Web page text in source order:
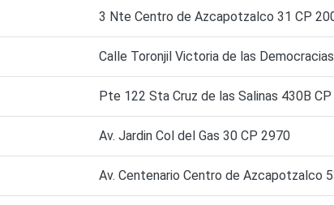
3 Nte Centro de Azcapotzalco 31 CP
Calle Toronjil Victoria de las
Pte 122 Sta Cruz de las Salinas 430B
Av. Jardin Col del Gas 30 CP 2970
Av. Centenario Centro de Azcapotzalco